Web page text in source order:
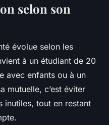
selon son
évolue selon les
à un étudiant de 20
avec enfants ou à un
mutuelle, c’est éviter
inutiles, tout en restant